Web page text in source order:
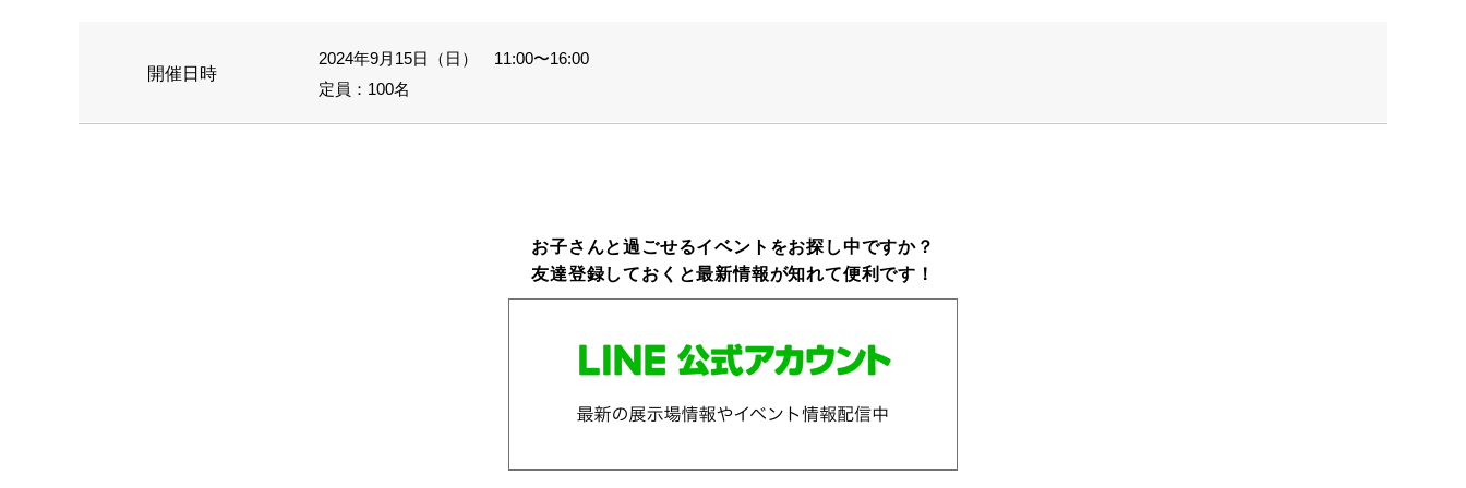
開催日時
2024年9月15日（日） 11:00〜16:00
定員：100名
お子さんと過ごせるイベントをお探し中ですか？
友達登録しておくと最新情報が知れて便利です！